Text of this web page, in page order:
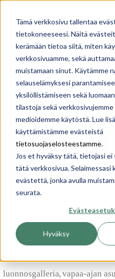
Tämä verkkosivu tallentaa
tietokoneeseesi. Näitä
kerämään tietoa siitä, miten
verkkosivuamme, sekä
muistamaan sinut. Käytämme
selauselämyksesi
yksilöllistämiseen sekä
tilastoja sekä
medioidemme käytöstä. Lue
käyttämistämme evästeistä
tietosuojaselosteestamme.
Jos et hyväksy tätä, tietojasi
tätä verkkosivua. Selaimessasi
evästettä, jonka avulla
seurata.
Hyväksy
luonnosgalleria, vapaa-ajan